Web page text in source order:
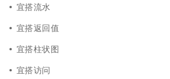
宜搭流水
宜搭返回值
宜搭柱状图
宜搭访问